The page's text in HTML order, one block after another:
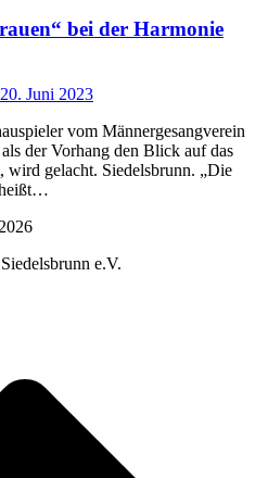
bei der Harmonie
20. Juni 2023
vom Männergesangverein
der Vorhang den Blick auf das
wird gelacht. Siedelsbrunn. „Die
heißt…
e.V.